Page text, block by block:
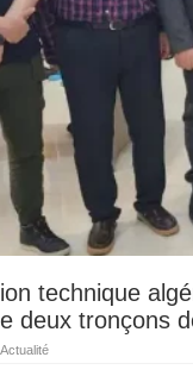
technique
deux tronçons
Actualité